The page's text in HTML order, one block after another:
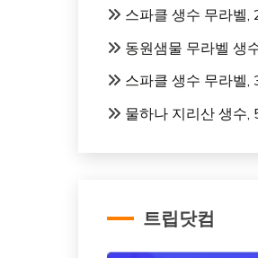
스파클 생수 무라벨,
동원샘물 무라벨 생
스파클 생수 무라벨,
물하나 지리산 생수,
트립닷컴